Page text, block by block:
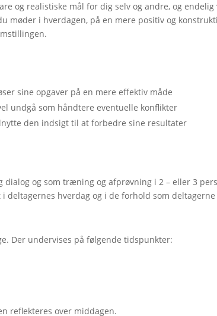
og realistiske mål for dig selv og andre, og
møder i hverdagen, på en mere positiv og
sine opgaver på en mere effektiv måde
undgå som håndtere eventuelle konflikter
den indsigt til at forbedre sine resultater
og som træning og afprøvning i 2 – eller 3
deltagernes hverdag og i de forhold som
Der undervises på følgende tidspunkter:
reflekteres over middagen.